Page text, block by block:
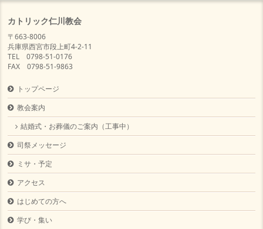
カトリック仁川教会
〒663-8006
兵庫県西宮市段上町4-2-11
TEL 0798-51-0176
FAX 0798-51-9863
トップページ
教会案内
結婚式・お葬儀のご案内（工事中）
司祭メッセージ
ミサ・予定
アクセス
はじめての方へ
学び・集い